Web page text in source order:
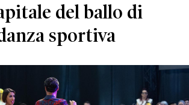
del ballo di
sportiva